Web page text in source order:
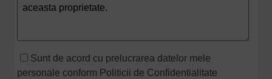
Sunt de acord cu prelucrarea datelor mele
personale conform Politicii de Confidentialitate